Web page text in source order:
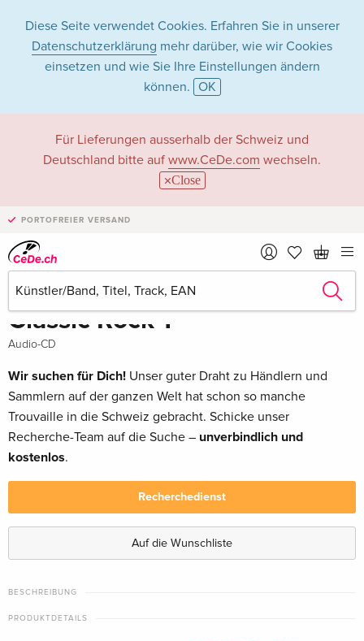
Diese Seite verwendet Cookies. Erfahren Sie in unserer
Datenschutzerklärung mehr darüber, wie wir Cookies
einsetzen und wie Sie Ihre Einstellungen ändern
können. OK
Für Lieferungen ausserhalb der Schweiz und
Deutschland bitte auf www.CeDe.com wechseln.
Close
PORTOFREIER VERSAND
Schreibe die erste Bewertung!
vergriffen
Party Tyme Karaoke
Classic Rock 1
Audio-CD
Wir suchen für Dich! Unser guter Draht zu Händlern und
Sammlern auf der ganzen Welt hat schon so manche
Trouvaille in die Schweiz gebracht. Schicke unser
Recherche-Team auf die Suche – unverbindlich und
kostenlos.
Recherchedienst
Auf die Wunschliste
BESCHREIBUNG
PRODUKTDETAILS